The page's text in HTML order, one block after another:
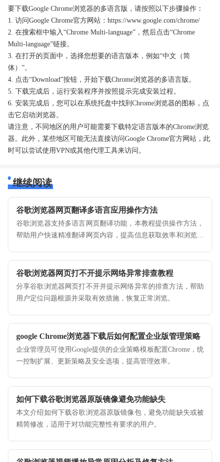
要下载Google Chrome浏览器的多语言版，请按照以下步骤操作：
1. 访问Google Chrome官方网站：https://www.google.com/chrome/
2. 在搜索框中输入“Chrome Multi-language”，然后点击“Chrome
Multi-language”链接。
3. 在打开的页面中，选择您想要的语言版本，例如“中文（简
体）”。
4. 点击“Download”按钮，开始下载Chrome浏览器的多语言版。
5. 下载完成后，运行安装程序并按照提示完成安装过程。
6. 安装完成后，您可以在系统托盘中找到Chrome浏览器的图标，点
击它启动浏览器。
请注意，不同地区的用户可能需要下载特定语言版本的Chrome浏览
器。此外，某些地区可能无法直接访问Google Chrome官方网站，此
时可以尝试使用VPN或其他代理工具来访问。
继续阅读
谷歌浏览器网页翻译多语言应用操作方法
谷歌浏览器支持多语言网页翻译功能，本教程提供操作方法，
帮助用户快速精准翻译网页内容，提高信息获取效率和浏览便
谷歌浏览器网页打不开提示网络异常排查教程
分享谷歌浏览器网页打不开并提示网络异常的排查方法，帮助
用户定位问题根源并采取有效措施，恢复正常浏览。
google Chrome浏览器下载后如何配置企业版管理策略
企业管理员可使用Google提供的企业策略模板配置Chrome，统
一控制扩展、更新策略及安全选项，提高管理效率。
如何下载谷歌浏览器原版镜像避免功能缺失
本文介绍如何下载谷歌浏览器原版镜像包，避免功能缺失或被
精简修改，适用于对功能完整性有要求的用户。